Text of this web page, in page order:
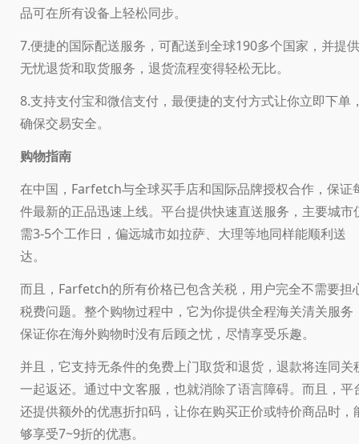
品可在所有设备上轻松同步。
7.便捷的国际配送服务，可配送到全球190多个国家，并提供
无忧退货和取货服务，退货流程变得轻松无比。
8.支持支付宝和微信支付，最便捷的支付方式让你立即下单
确保交易安全。
购物指南
在中国，Farfetch与全球买手店和国际品牌授权合作，保证
件最新的正品迅速上线。平台提供快速直送服务，主要城市
需3-5个工作日，偏远城市如拉萨、大理等地同样能顺利送
达。
而且，Farfetch的所有价格已包含关税，用户完全不需要担
税费问题。整个购物过程中，它为你提供全程海关清关服务
保证你在海外购物时没有后顾之忧，尽情享受乐趣。
并且，它支持无条件的免费上门取货和退货，退款将连同关
一起返还。通过中文客服，也就消除了语言障碍。而且，平
还提供额外的优惠折扣码，让你在购买正价或特价商品时，
够享受7~9折的优惠。